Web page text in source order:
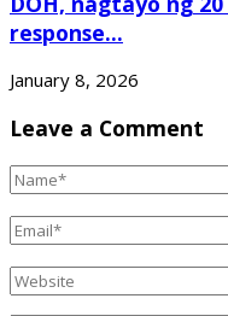
response...
January 8, 2026
Leave a Comment